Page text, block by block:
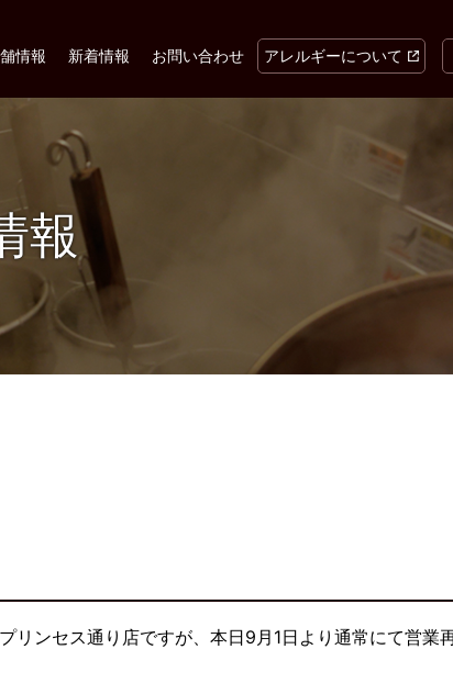
情報 新着情報 お問い合わせ アレルギーについて
報
リンセス通り店ですが、本日9月1日より通常にて営業